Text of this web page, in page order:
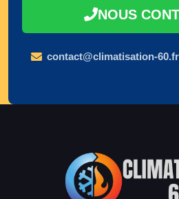
NOUS
contact@climatisation-60.fr